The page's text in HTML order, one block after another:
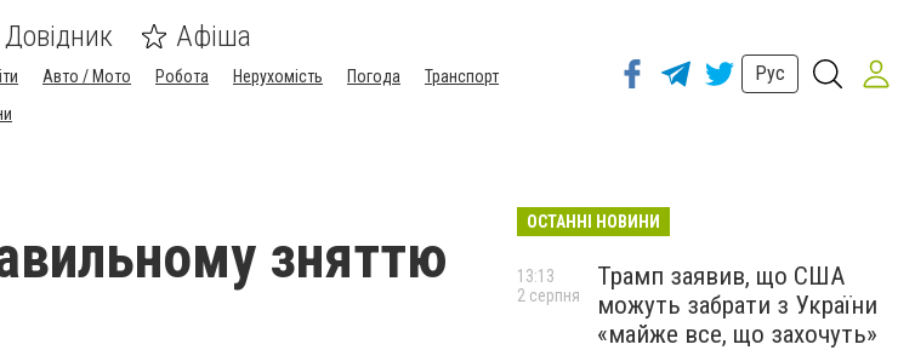
Довідник Афіша
Авто / Мото Робота Нерухомість Погода
Транспорт
Рус
зняттю
ОСТАННІ НОВИНИ
Трамп заявив, що США
можуть забрати з України
«майже все, що захочуть»
13:13
2 серпня